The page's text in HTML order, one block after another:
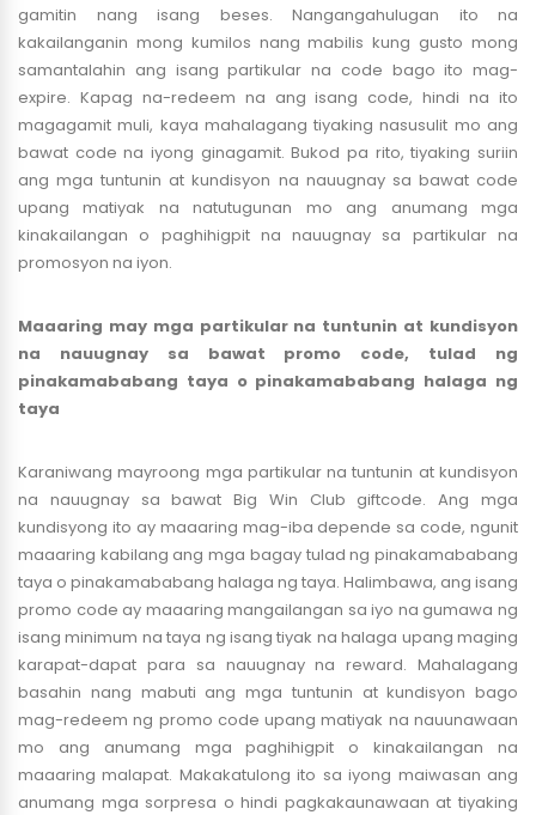
gamitin nang isang beses. Nangangahulugan ito na
kakailanganin mong kumilos nang mabilis kung gusto mong
samantalahin ang isang partikular na code bago ito mag-
expire. Kapag na-redeem na ang isang code, hindi na ito
magagamit muli, kaya mahalagang tiyaking nasusulit mo ang
bawat code na iyong ginagamit. Bukod pa rito, tiyaking suriin
ang mga tuntunin at kundisyon na nauugnay sa bawat code
upang matiyak na natutugunan mo ang anumang mga
kinakailangan o paghihigpit na nauugnay sa partikular na
promosyon na iyon.
Maaaring may mga partikular na tuntunin at kundisyon
na nauugnay sa bawat promo code, tulad ng
pinakamababang taya o pinakamababang halaga ng
taya
Karaniwang mayroong mga partikular na tuntunin at kundisyon
na nauugnay sa bawat Big Win Club giftcode. Ang mga
kundisyong ito ay maaaring mag-iba depende sa code, ngunit
maaaring kabilang ang mga bagay tulad ng pinakamababang
taya o pinakamababang halaga ng taya. Halimbawa, ang isang
promo code ay maaaring mangailangan sa iyo na gumawa ng
isang minimum na taya ng isang tiyak na halaga upang maging
karapat-dapat para sa nauugnay na reward. Mahalagang
basahin nang mabuti ang mga tuntunin at kundisyon bago
mag-redeem ng promo code upang matiyak na nauunawaan
mo ang anumang mga paghihigpit o kinakailangan na
maaaring malapat. Makakatulong ito sa iyong maiwasan ang
anumang mga sorpresa o hindi pagkakaunawaan at tiyaking